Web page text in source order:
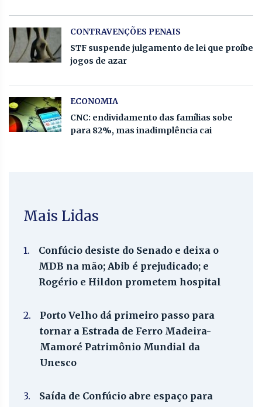
CONTRAVENÇÕES PENAIS
STF suspende julgamento de lei que proíbe
jogos de azar
ECONOMIA
CNC: endividamento das famílias sobe
para 82%, mas inadimplência cai
Mais Lidas
1.
Confúcio desiste do Senado e deixa o
MDB na mão; Abib é prejudicado; e
Rogério e Hildon prometem hospital
2.
Porto Velho dá primeiro passo para
tornar a Estrada de Ferro Madeira-
Mamoré Patrimônio Mundial da
Unesco
3.
Saída de Confúcio abre espaço para